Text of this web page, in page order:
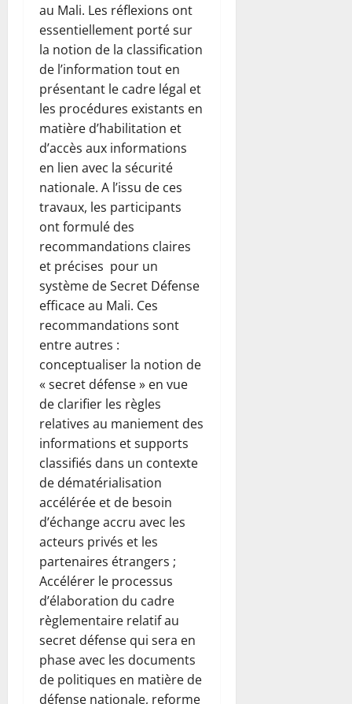
au Mali. Les réflexions ont
essentiellement porté sur
la notion de la classification
de l’information tout en
présentant le cadre légal et
les procédures existants en
matière d’habilitation et
d’accès aux informations
en lien avec la sécurité
nationale. A l’issu de ces
travaux, les participants
ont formulé des
recommandations claires
et précises pour un
système de Secret Défense
efficace au Mali. Ces
recommandations sont
entre autres :
conceptualiser la notion de
« secret défense » en vue
de clarifier les règles
relatives au maniement des
informations et supports
classifiés dans un contexte
de dématérialisation
accélérée et de besoin
d’échange accru avec les
acteurs privés et les
partenaires étrangers ;
Accélérer le processus
d’élaboration du cadre
règlementaire relatif au
secret défense qui sera en
phase avec les documents
de politiques en matière de
défense nationale, reforme